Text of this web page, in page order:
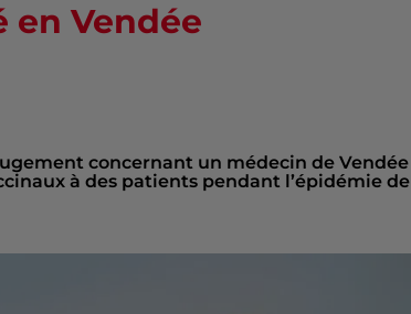
en Vendée
concernant un médecin de Vendée
à des patients pendant l’épidémie de